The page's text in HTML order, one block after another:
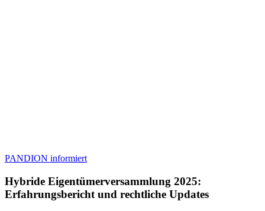
PANDION informiertHybride
2025:
Erfahrungsbericht
und
Hybride Eigentümerversammlung 2025:
Erfahrungsbericht und rechtliche Updates